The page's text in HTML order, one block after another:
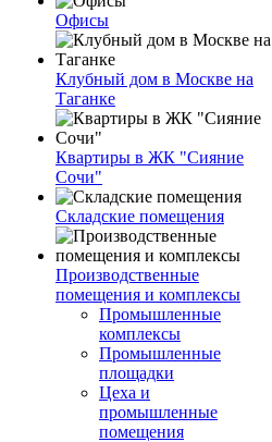
Офисы
Клубный дом в Москве на
Таганке
Квартиры в ЖК "Сияние
Сочи"
Складские помещения
Производственные
помещения и комплексы
Промышленные
комплексы
Промышленные
площадки
Цеха и
промышленные
помещения